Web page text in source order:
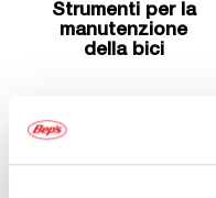
Strumenti per la
manutenzione
della bici
GARAGE